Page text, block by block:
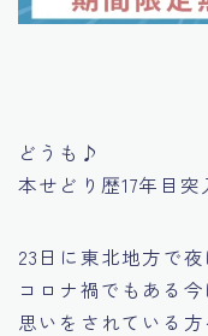
どうも♪
本せどり歴17年目
23日に東北地方で
コロナ禍でもある
思いをされている方